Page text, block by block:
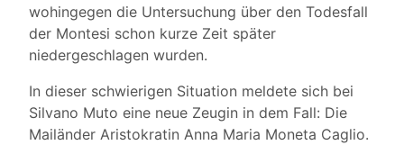
wohingegen die Untersuchung über den Todesfall
der Montesi schon kurze Zeit später
niedergeschlagen wurden.
In dieser schwierigen Situation meldete sich bei
Silvano Muto eine neue Zeugin in dem Fall: Die
Mailänder Aristokratin Anna Maria Moneta Caglio.